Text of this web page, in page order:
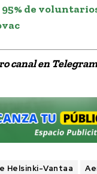
95% de
canal en Telegram
Helsinki-Vantaa